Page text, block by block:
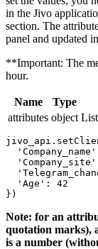
in the Jivo
section. The
panel and updated
**Important: The
hour.
Name Type
attributes object
  'Age': 42
Note: for an
quotation marks),
is a number